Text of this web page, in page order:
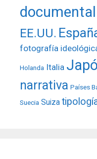
documental
EE.UU.
fotografía
Holanda Italia
narrativa Países
Suecia Suiza